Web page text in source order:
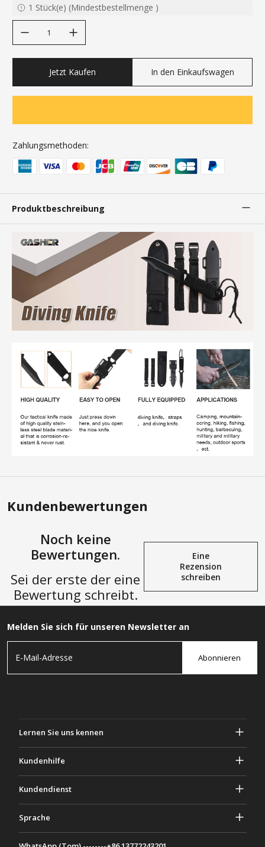
1 Stück(e) (Mindestbestellmenge )
Jetzt Kaufen In den Einkaufswagen
Zahlungsmethoden:
Produktbeschreibung
Kundenbewertungen
Noch keine
Bewertungen.
Sei der erste der eine
Bewertung schreibt.
Eine
Rezension
schreiben
Melden Sie sich für unseren Newsletter an
Abonnieren
Lernen Sie uns kennen
Geschäftsbedingungen
Kundenhilfe
Kontaktiere uns
Kundendienst
Sprache